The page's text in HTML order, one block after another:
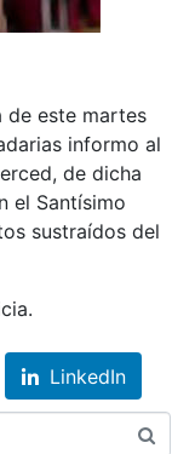
de este martes
informo al
de dicha
el Santísimo
sustraídos del
LinkedIn